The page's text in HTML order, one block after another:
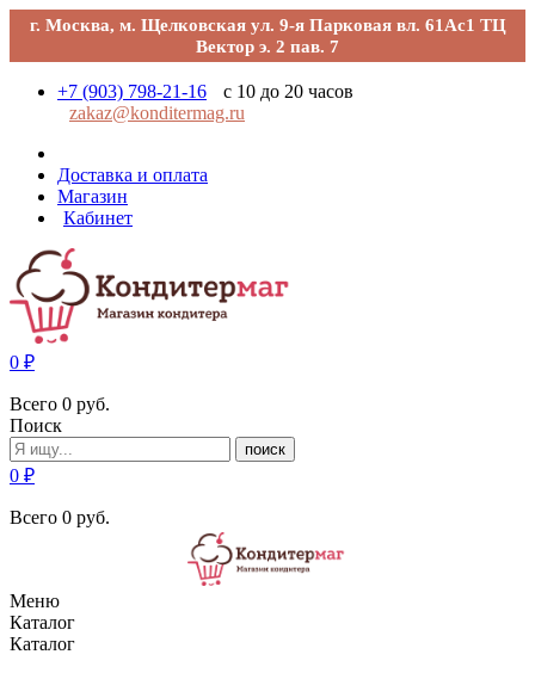
г. Москва, м. Щелковская ул. 9-я Парковая вл. 61Ас1 ТЦ
Вектор э. 2 пав. 7
+7 (903) 798-21-16
с 10 до 20 часов
zakaz@konditermag.ru
Доставка и оплата
Магазин
Кабинет
0 ₽
Всего 0 руб.
Поиск
поиск
0 ₽
Всего 0 руб.
Меню
Каталог
Каталог